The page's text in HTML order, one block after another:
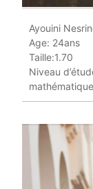
Ayouini
Age: 24ans
Taille:1.70
Niveau
mathématique